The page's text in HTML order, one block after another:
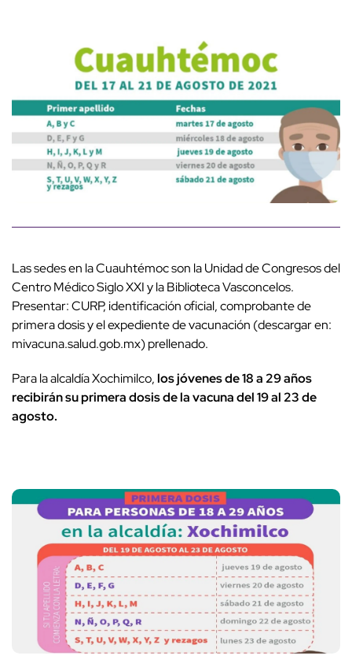
Las sedes en la Cuauhtémoc son la Unidad de Congresos del
Centro Médico Siglo XXI y la Biblioteca Vasconcelos.
Presentar: CURP, identificación oficial, comprobante de
primera dosis y el expediente de vacunación (descargar en:
mivacuna.salud.gob.mx) prellenado.
Para la alcaldía Xochimilco,los jóvenes de 18 a 29 años
recibirán su primera dosis de la vacuna del 19 al 23 de
agosto.